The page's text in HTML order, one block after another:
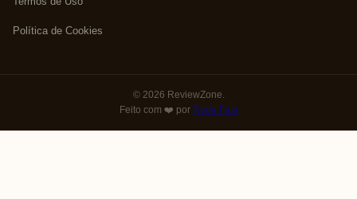
Política de Cookies
© 2026 ReviewZone.
Feito com ❤️ por Rede Fast